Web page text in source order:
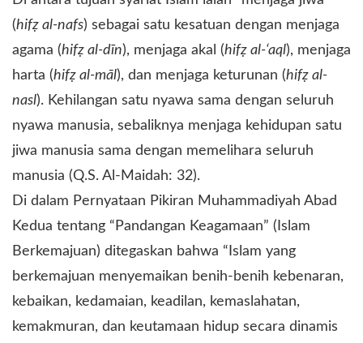
(hifẓ al-nafs) sebagai satu kesatuan dengan menjaga
agama (hifẓ al-dīn), menjaga akal (hifẓ al-‘aql), menjaga
harta (hifẓ al-māl), dan menjaga keturunan (hifẓ al-
nasl). Kehilangan satu nyawa sama dengan seluruh
nyawa manusia, sebaliknya menjaga kehidupan satu
jiwa manusia sama dengan memelihara seluruh
manusia (Q.S. Al-Maidah: 32).
Di dalam Pernyataan Pikiran Muhammadiyah Abad
Kedua tentang “Pandangan Keagamaan” (Islam
Berkemajuan) ditegaskan bahwa “Islam yang
berkemajuan menyemaikan benih-benih kebenaran,
kebaikan, kedamaian, keadilan, kemaslahatan,
kemakmuran, dan keutamaan hidup secara dinamis